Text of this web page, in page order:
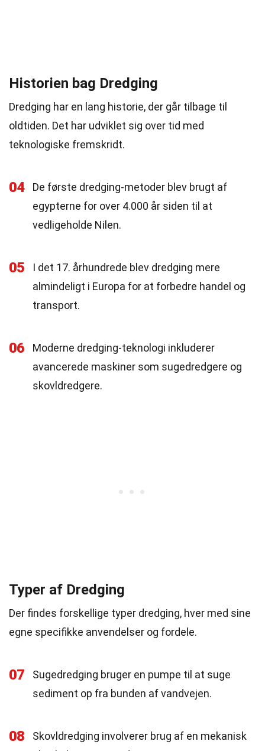
Historien bag Dredging
Dredging har en lang historie, der går tilbage til
oldtiden. Det har udviklet sig over tid med
teknologiske fremskridt.
04
De første dredging-metoder blev brugt af
egypterne for over 4.000 år siden til at
vedligeholde Nilen.
05
I det 17. århundrede blev dredging mere
almindeligt i Europa for at forbedre handel og
transport.
06
Moderne dredging-teknologi inkluderer
avancerede maskiner som sugedredgere og
skovldredgere.
Typer af Dredging
Der findes forskellige typer dredging, hver med sine
egne specifikke anvendelser og fordele.
07
Sugedredging bruger en pumpe til at suge
sediment op fra bunden af vandvejen.
08
Skovldredging involverer brug af en mekanisk